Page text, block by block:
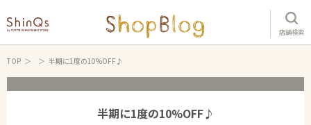
店舗検索
TOP 半期に1度の10%OFF♪
半期に1度の10%OFF♪